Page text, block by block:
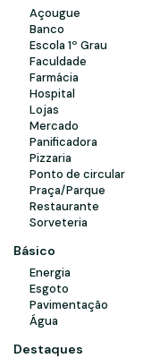
Açougue
Banco
Escola 1º Grau
Faculdade
Farmácia
Hospital
Lojas
Mercado
Panificadora
Pizzaria
Ponto de circular
Praça/Parque
Restaurante
Sorveteria
Básico
Energia
Esgoto
Pavimentação
Água
Destaques